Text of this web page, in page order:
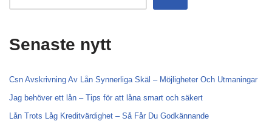
Senaste nytt
Csn Avskrivning Av Lån Synnerliga Skäl – Möjligheter Och Utmaningar
Jag behöver ett lån – Tips för att låna smart och säkert
Lån Trots Låg Kreditvärdighet – Så Får Du Godkännande